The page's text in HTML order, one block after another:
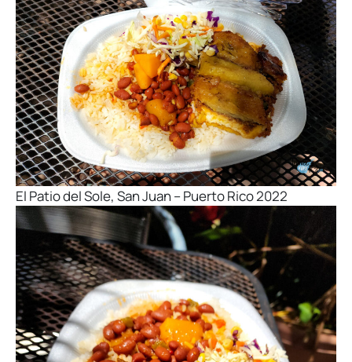
El Patio del Sole, San Juan – Puerto Rico 2022